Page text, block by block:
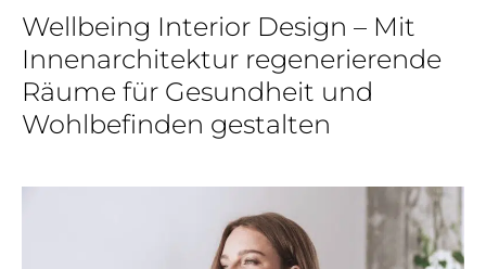
Wellbeing Interior Design – Mit
Innenarchitektur regenerierende
Räume für Gesundheit und
Wohlbefinden gestalten